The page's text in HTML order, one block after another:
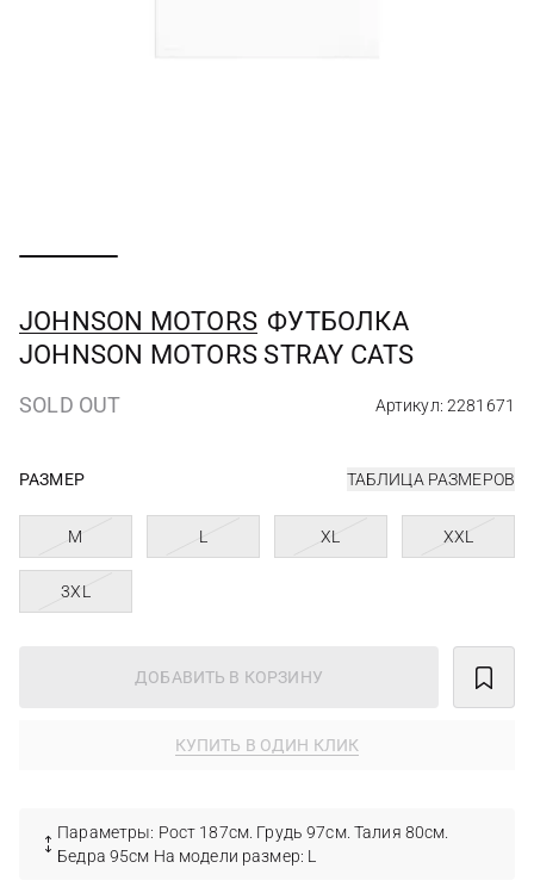
JOHNSON MOTORS ФУТБОЛКА
JOHNSON MOTORS STRAY CATS
SOLD OUT Артикул: 2281671
РАЗМЕР ТАБЛИЦА РАЗМЕРОВ
M L XL XXL
3XL
ДОБАВИТЬ В КОРЗИНУ
КУПИТЬ В ОДИН КЛИК
Параметры: Рост 187см. Грудь 97см. Талия 80см.
Бедра 95см На модели размер: L